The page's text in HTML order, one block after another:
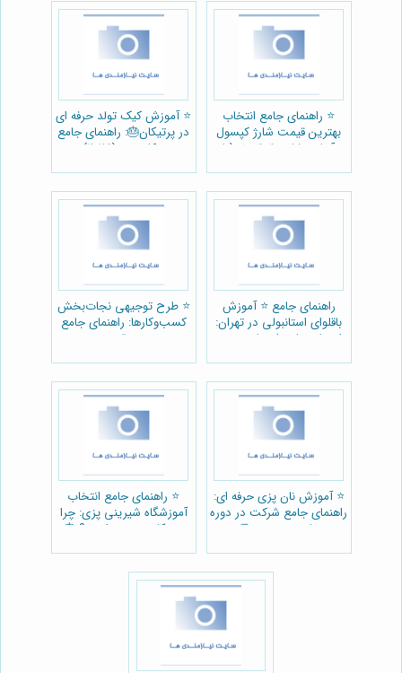
⭐️ راهنمای جامع انتخاب
بهترین قیمت شارژ کپسول
آتش نشانی 1404 🔥 (با
⭐️ آموزش کیک تولد حرفه ای
در پرتیکان🎂: راهنمای جامع
و کاربردی (2024)
راهنمای جامع ⭐️ آموزش
باقلوای استانبولی در تهران:
راهنمای جامع انتخاب دوره و
⭐️ طرح توجیهی نجات‌بخش
کسب‌وکارها: راهنمای جامع
💼
⭐️ آموزش نان پزی حرفه ای:
راهنمای جامع شرکت در دوره
های تخصصی 🍞
⭐️ راهنمای جامع انتخاب
آموزشگاه شیرینی پزی: چرا
پرتیکان بهترین است؟ 🎂